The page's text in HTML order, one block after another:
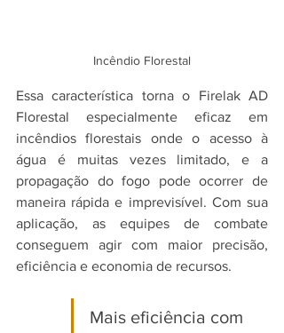
Incêndio Florestal
Essa característica torna o Firelak AD
Florestal especialmente eficaz em
incêndios florestais onde o acesso à
água é muitas vezes limitado, e a
propagação do fogo pode ocorrer de
maneira rápida e imprevisível. Com sua
aplicação, as equipes de combate
conseguem agir com maior precisão,
eficiência e economia de recursos.
Mais eficiência com